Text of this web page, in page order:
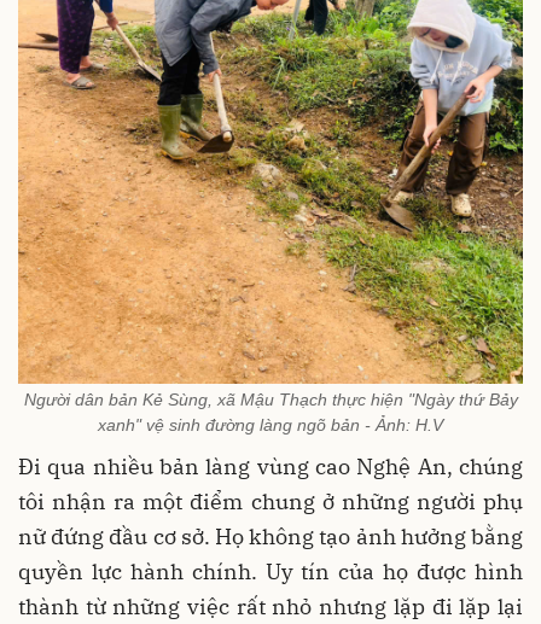
Người dân bản Kẻ Sùng, xã Mậu Thạch thực hiện "Ngày thứ Bảy
xanh" vệ sinh đường làng ngõ bản - Ảnh: H.V
Đi qua nhiều bản làng vùng cao Nghệ An, chúng
tôi nhận ra một điểm chung ở những người phụ
nữ đứng đầu cơ sở. Họ không tạo ảnh hưởng bằng
quyền lực hành chính. Uy tín của họ được hình
thành từ những việc rất nhỏ nhưng lặp đi lặp lại